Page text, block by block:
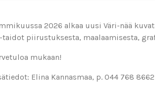
2026 alkaa uusi Väri-nää
taidot piirustuksesta, maalaamisesta,
mukaan!
Elina Kannasmaa, p. 044 768